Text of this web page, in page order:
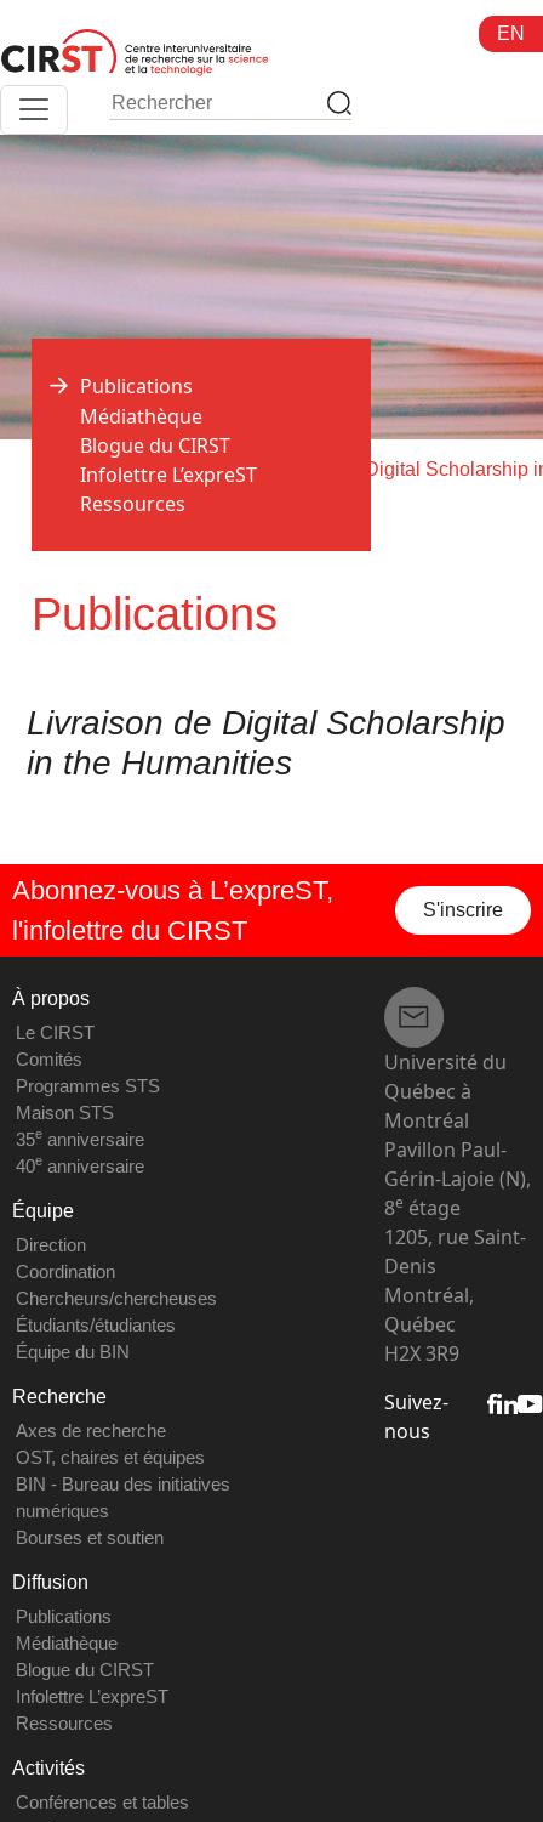
au
contenu
EN
Accueil > Publications >
Publications
Publications
Médiathèque
Blogue du CIRST
Infolettre L’expreST
Ressources
Livraison de Digital Scholarship
in the Humanities
Abonnez-vous à L’expreST,
l'infolettre du CIRST
S'inscrire
À propos
Le CIRST
Comités
Programmes STS
Maison STS
35eanniversaire
40eanniversaire
Équipe
Direction
Coordination
Chercheurs/chercheuses
Étudiants/étudiantes
Équipe du BIN
Recherche
Axes de recherche
OST, chaires et équipes
BIN - Bureau des initiatives
numériques
Bourses et soutien
Diffusion
Publications
Médiathèque
Blogue du CIRST
Infolettre L’expreST
Ressources
Activités
Conférences et tables
Université du
Québec à
Montréal
Pavillon Paul-
Gérin-Lajoie (N),
8e étage
1205, rue Saint-
Denis
Montréal,
Québec
H2X 3R9
Suivez-
nous